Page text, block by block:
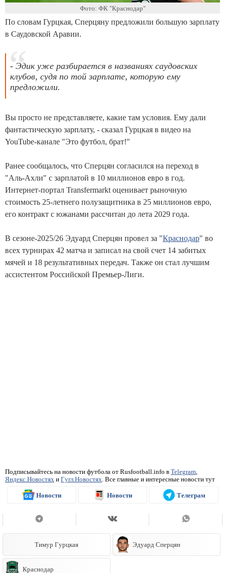
Фото: ФК "Краснодар"
По словам Гурцкая, Сперцяну предложили большую зарплату
в Саудовской Аравии.
- Эдик уже разбирается в названиях саудовских
клубов, судя по той зарплате, которую ему
предложили.
Вы просто не представляете, какие там условия. Ему дали
фантастическую зарплату, - сказал Гурцкая в видео на
YouTube-канале "Это футбол, брат!"
Ранее сообщалось, что Сперцян согласился на переход в
"Аль-Ахли" с зарплатой в 10 миллионов евро в год.
Интернет-портал Transfermarkt оценивает рыночную
стоимость 25-летнего полузащитника в 25 миллионов евро,
его контракт с южанами рассчитан до лета 2029 года.
В сезоне-2025/26 Эдуард Сперцян провел за "Краснодар" во
всех турнирах 42 матча и записал на свой счет 14 забитых
мячей и 18 результативных передач. Также он стал лучшим
ассистентом Российской Премьер-Лиги.
Подписывайтесь на новости футбола от Rusfootball.info в Telegram,
Яндекс.Новостях и Гугл.Новостях. Все главные и интересные новости тут
Новости Новости Телеграм
Тимур Гурцкая Эдуард Сперцян
Краснодар